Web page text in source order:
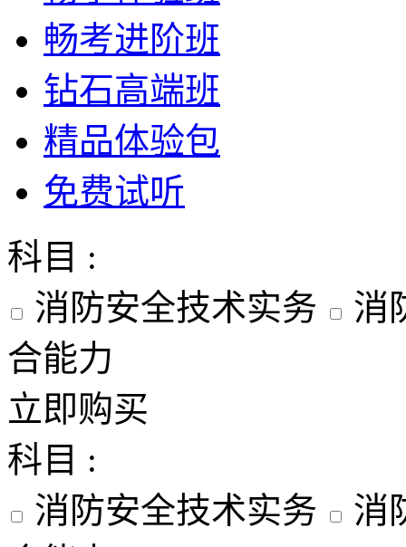
畅考进阶班
钻石高端班
精品体验包
免费试听
科目 :
消防安全技术实务
消
合能力
立即购买
科目 :
消防安全技术实务
消